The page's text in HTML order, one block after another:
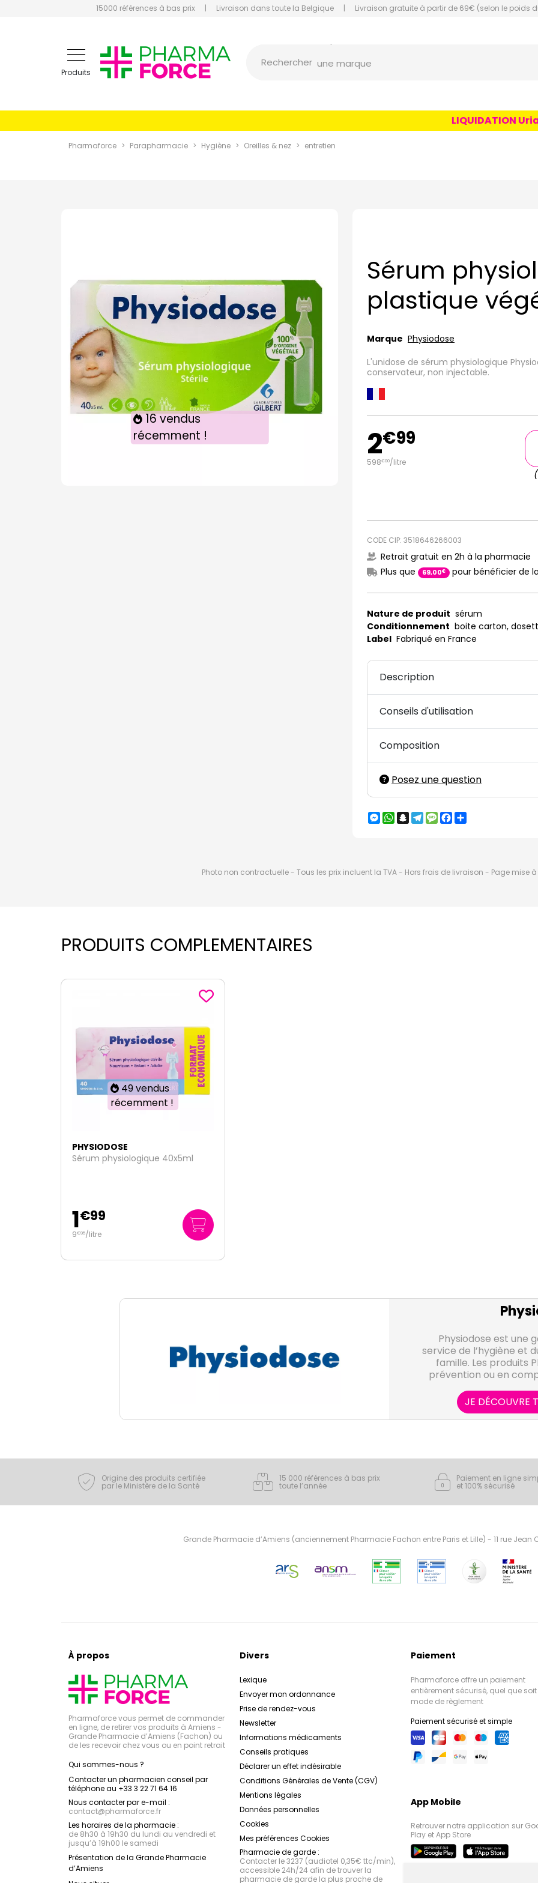
15000 références à bas prix | Livraison dans toute la Belgique | Livraison gratuite à partir de 69€ (selon le poids
Produits
Pharmaforce Grande Pharmacie Amiens Fachon
Rechercher une marque
un produit
une marque
LIQUIDATION
Pharmaforce Parapharmacie Hygiène Oreilles & nez entretien
16 vendus
récemment !
Sérum
plastique
Marque Physiodose
L'unidose de sérum physiologique
conservateur, non injectable.
2€99
598€00/litre
CODE CIP: 3518646266003
Retrait gratuit en 2h à la pharmacie
Plus que
69,00€ pour bénéficier de
Nature de produit sérum
Conditionnement boite carton,
Label Fabriqué en France
Description
Conseils d'utilisation
Composition
Posez une question
Messenger
WhatsApp
Snapchat
Telegram
MessageFacebook
Photo non contractuelle - Tous les prix incluent la TVA - Hors frais de livraison - Page mise
PRODUITS COMPLEMENTAIRES
49 vendus
récemment !
PHYSIODOSE
Sérum physiologique 40x5ml
1€99
9€95/litre
Physiodose est une
service de l’hygiène et
famille. Les produits
prévention ou en
JE DÉCOUVRE
Origine des produits certifiée
par le Ministère de la Santé
15 000 références à bas prix
toute l’année
Paiement en ligne
et 100% sécurisé
Grande Pharmacie d’Amiens (anciennement Pharmacie Fachon entre Paris et Lille) - 11 rue
À propos
Pharmaforce vous permet de commander
en ligne, de retirer vos produits à Amiens -
Grande Pharmacie d’Amiens (Fachon) ou
de les recevoir chez vous ou en point retrait
Qui sommes-nous ?
Contacter un pharmacien conseil par
téléphone au +33 3 22 71 64 16
Nous contacter par e-mail :
contact@pharmaforce.fr
Les horaires de la pharmacie :
de 8h30 à 19h30 du lundi au vendredi et
jusqu’à 19h00 le samedi
Présentation de la Grande Pharmacie
d’Amiens
Divers
Lexique
Envoyer mon ordonnance
Prise de rendez-vous
Newsletter
Informations médicaments
Conseils pratiques
Déclarer un effet indésirable
Conditions Générales de Vente (CGV)
Mentions légales
Données personnelles
Cookies
Mes préférences Cookies
Pharmacie de garde :
Contacter le 3237 (audiotel 0,35€ ttc/min),
accessible 24h/24 afin de trouver la
pharmacie de garde la plus proche de
Paiement
Pharmaforce offre un paiement
entièrement sécurisé, quel que soit
mode de règlement
Paiement sécurisé et simple
App Mobile
Retrouver notre application sur
Play et App Store